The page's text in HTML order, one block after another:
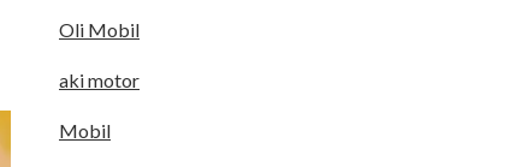
Oli Mobil
aki motor
Mobil